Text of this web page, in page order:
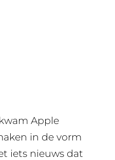
Apple
in de vorm
iets nieuws dat